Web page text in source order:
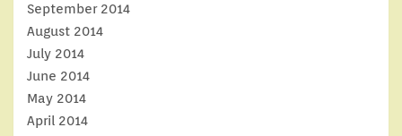
September 2014
August 2014
July 2014
June 2014
May 2014
April 2014